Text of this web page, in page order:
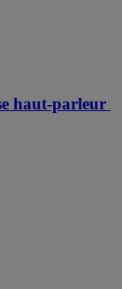
haut-parleur